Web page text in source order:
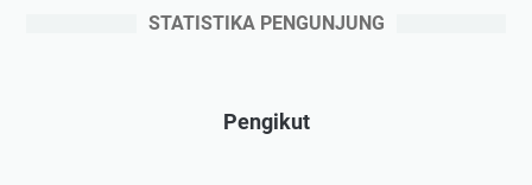
STATISTIKA PENGUNJUNG
Pengikut